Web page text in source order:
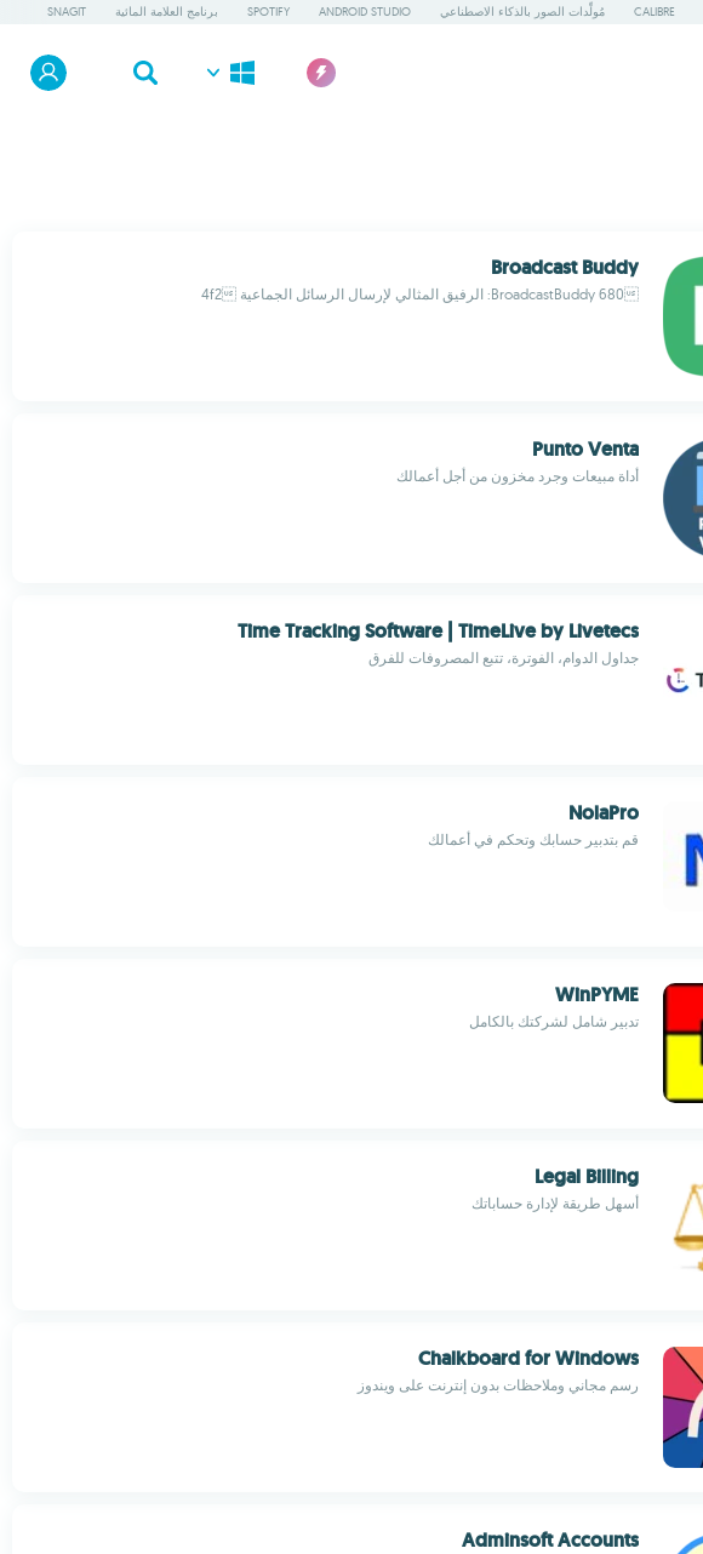
CALIBRE مُولِّدات الصور بالذكاء الاصطناعي ANDROID STUDIO
SPOTIFY برنامج العلامة المائية SNAGIT
Broadcast Buddy
680 BroadcastBuddy: الرفيق المثالي لإرسال الرسائل الجماعية 4f2
Punto Venta
أداة مبيعات وجرد مخزون من أجل أعمالك
Time Tracking Software | TimeLive by Livetecs
جداول الدوام، الفوترة، تتبع المصروفات للفرق
NolaPro
قم بتدبير حسابك وتحكم في أعمالك
WinPYME
تدبير شامل لشركتك بالكامل
Legal Billing
أسهل طريقة لإدارة حساباتك
Chalkboard for Windows
رسم مجاني وملاحظات بدون إنترنت على ويندوز
Adminsoft Accounts